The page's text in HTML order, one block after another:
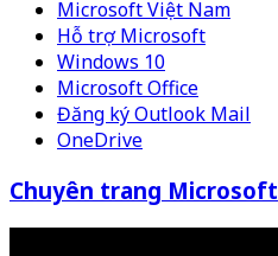
Microsoft Việt Nam
Hỗ trợ Microsoft
Windows 10
Microsoft Office
Đăng ký Outlook Mail
OneDrive
Chuyên trang Microsoft